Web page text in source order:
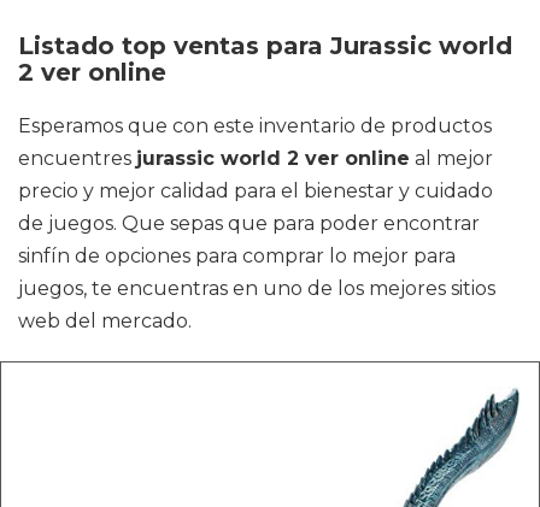
Listado top ventas para Jurassic world
2 ver online
Esperamos que con este inventario de productos
encuentres jurassic world 2 ver online al mejor
precio y mejor calidad para el bienestar y cuidado
de juegos. Que sepas que para poder encontrar
sinfín de opciones para comprar lo mejor para
juegos, te encuentras en uno de los mejores sitios
web del mercado.